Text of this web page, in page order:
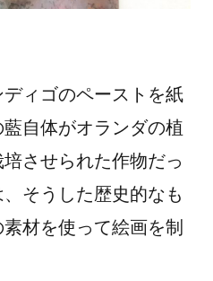
ィゴのペーストを紙
自体がオランダの植
させられた作物だっ
そうした歴史的なも
材を使って絵画を制